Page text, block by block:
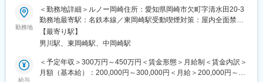
業界でも数少ない一貫ラインのリサイクルシステムを持ち、環境
保全と社会貢献を両立する成長企業です。
変更の範囲：無
・ワークライフバランスで、プライベート充実。
年間休日127日、完全週休二日制（土日、祝日公休）、その
他夏季休暇、年末年始休暇あり。
お誕生日に特別休暇を付与する、バースデー休暇制度あり。
・働きやすい職場環境
1日当たり実働7時間45分。9時出勤、17時30分退勤。
■募集背景：
当社はルノー正規ディーラーとして、輸入車の魅力をお客様へお
届けし、カーライフ全般をサポートしています。
ショールームにご来店されるお客様により安心して快適にお過ご
しいただくため、
このたび受付事務スタッフを新たに募集することとなりました。
■業務内容：
勤務地
＜勤務地詳細＞ルノー岡崎住所：愛知県岡崎市欠町字清水田20-3
勤務地最寄駅：名鉄本線／東岡崎駅受動喫煙対策：屋内全面禁煙
変更の範囲：会社の定める事業所
【最寄り駅】
男川駅、東岡崎駅、中岡崎駅
給与
＜予定年収＞300万円～450万円＜賃金形態＞月給制＜賃金内訳＞
月額（基本給）：200,000円～300,000円＜月給＞200,000円～